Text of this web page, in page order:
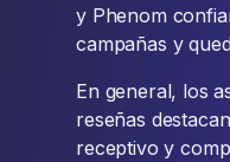
y Phenom
campañas y
En general, los
reseñas
receptivo y